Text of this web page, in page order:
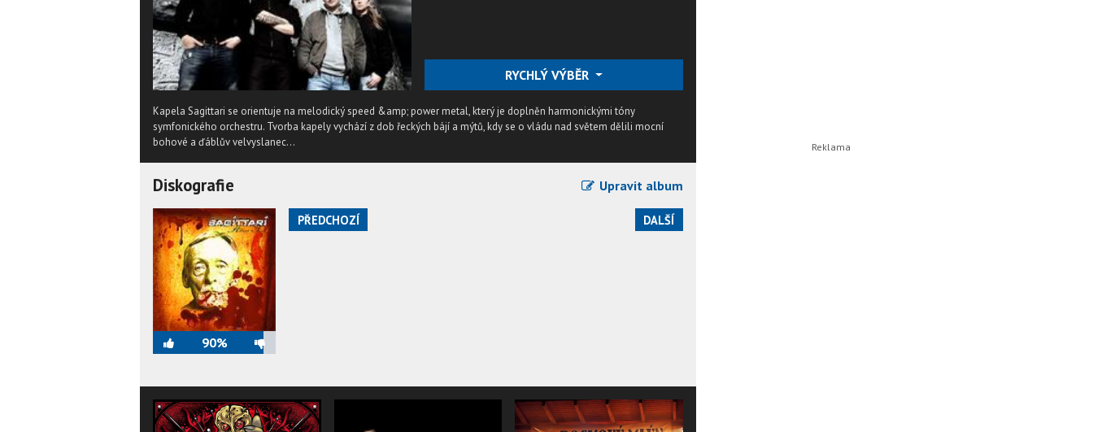
RYCHLÝ VÝBĚR
Kapela Sagittari se orientuje na melodický speed &amp; power metal, který je doplněn harmonickými tóny
symfonického orchestru. Tvorba kapely vychází z dob řeckých bájí a mýtů, kdy se o vládu nad světem dělili mocní
bohové a ďáblův velvyslanec...
Diskografie Upravit album
90%
PŘEDCHOZÍ DALŠÍ